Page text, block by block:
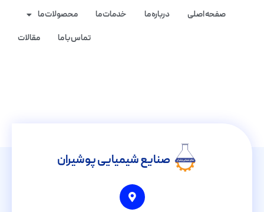
صفحه اصلی درباره ما خدمات ما
محصولات ما
تماس با ما
مقالات
صنایع شیمیایی پوشیران